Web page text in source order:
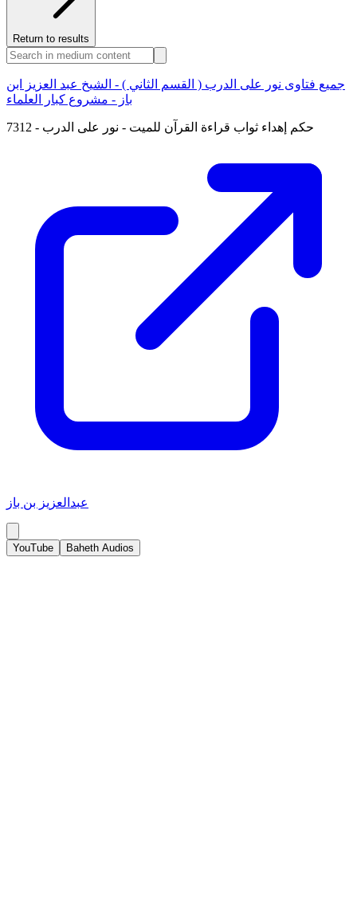
Return to results
جميع فتاوى نور على الدرب ( القسم الثاني ) - الشيخ عبد العزيز ابن
باز - مشروع كبار العلماء
7312 - حكم إهداء ثواب قراءة القرآن للميت - نور على الدرب
عبدالعزيز بن باز
YouTube Baheth Audios